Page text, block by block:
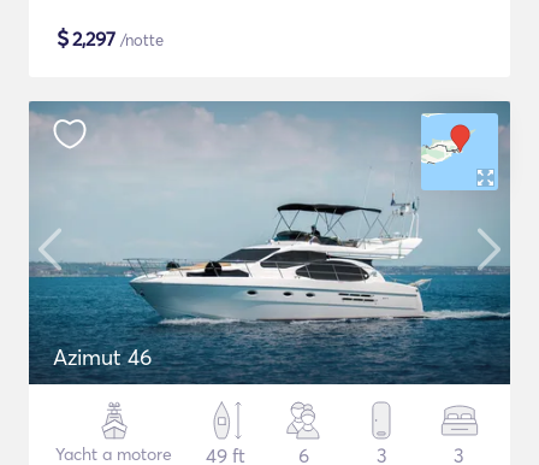
$2,297 /notte
Azimut 46
Yacht a motore
49 ft
6 3 3